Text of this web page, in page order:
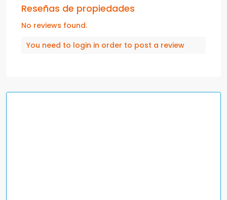
Reseñas de propiedades
No reviews found.
You need to login in order to post a review